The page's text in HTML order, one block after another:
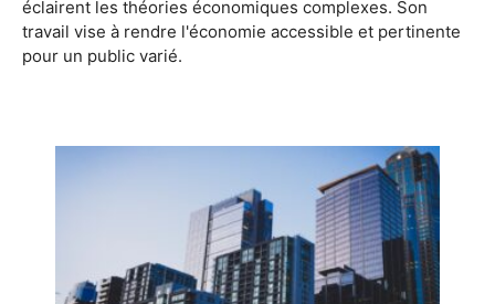
éclairent les théories économiques complexes. Son
travail vise à rendre l'économie accessible et pertinente
pour un public varié.